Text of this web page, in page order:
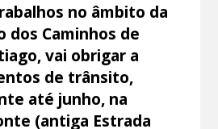
no âmbito da
dos Caminhos de
vai obrigar a
de trânsito,
até junho, na
(antiga Estrada